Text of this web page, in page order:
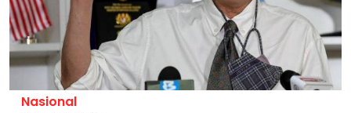
Nasional